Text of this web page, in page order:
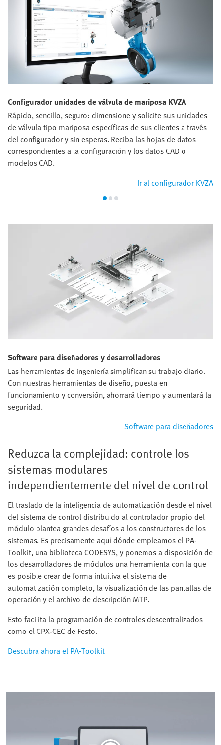
Configurador unidades de válvula de mariposa KVZA
Rápido, sencillo, seguro: dimensione y solicite sus unidades
de válvula tipo mariposa específicas de sus clientes a través
del configurador y sin esperas. Reciba las hojas de datos
correspondientes a la configuración y los datos CAD o
modelos CAD.
Ir al configurador KVZA
Software para diseñadores y desarrolladores
Las herramientas de ingeniería simplifican su trabajo diario.
Con nuestras herramientas de diseño, puesta en
funcionamiento y conversión, ahorrará tiempo y aumentará la
seguridad.
Software para diseñadores
Reduzca la complejidad: controle los
sistemas modulares
independientemente del nivel de control
El traslado de la inteligencia de automatización desde el nivel
del sistema de control distribuido al controlador propio del
módulo plantea grandes desafíos a los constructores de los
sistemas. Es precisamente aquí dónde empleamos el PA-
Toolkit, una biblioteca CODESYS, y ponemos a disposición de
los desarrolladores de módulos una herramienta con la que
es posible crear de forma intuitiva el sistema de
automatización completo, la visualización de las pantallas de
operación y el archivo de descripción MTP.
Esto facilita la programación de controles descentralizados
como el CPX-CEC de Festo.
Descubra ahora el PA-Toolkit